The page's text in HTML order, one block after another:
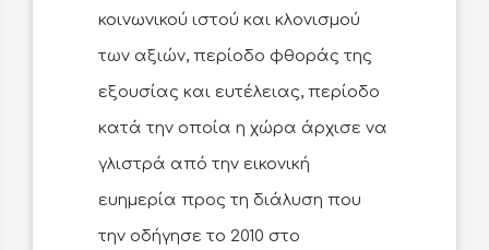
κοινωνικού ιστού και κλονισμού
των αξιών, περίοδο φθοράς της
εξουσίας και ευτέλειας, περίοδο
κατά την οποία η χώρα άρχισε να
γλιστρά από την εικονική
ευημερία προς τη διάλυση που
την οδήγησε το 2010 στο